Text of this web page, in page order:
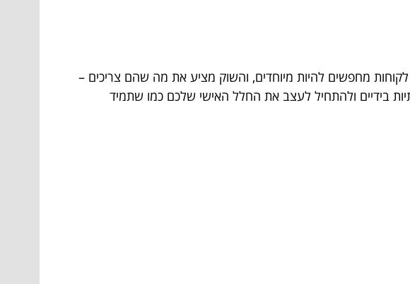
מחפשים להיות מיוחדים, והשוק מציע את מה שהם צריכים –
בידיים ולהתחיל לעצב את החלל האישי שלכם כמו שתמיד